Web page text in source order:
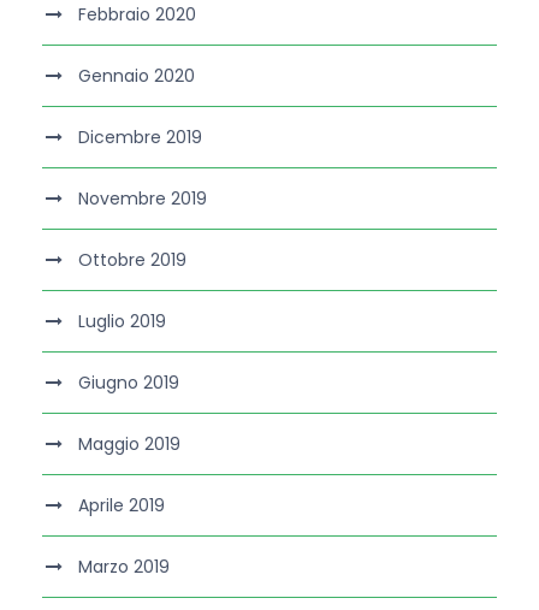
Febbraio 2020
Gennaio 2020
Dicembre 2019
Novembre 2019
Ottobre 2019
Luglio 2019
Giugno 2019
Maggio 2019
Aprile 2019
Marzo 2019